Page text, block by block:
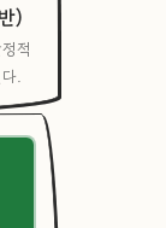
)
적
.